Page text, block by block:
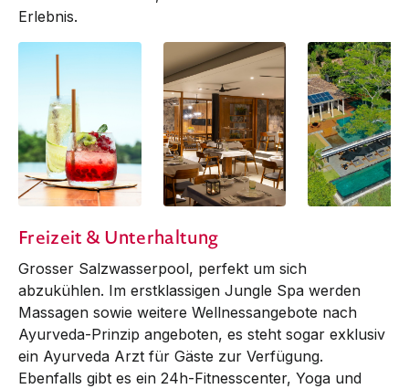
Erlebnis.
Freizeit & Unterhaltung
Grosser Salzwasserpool, perfekt um sich
abzukühlen. Im erstklassigen Jungle Spa werden
Massagen sowie weitere Wellnessangebote nach
Ayurveda-Prinzip angeboten, es steht sogar exklusiv
ein Ayurveda Arzt für Gäste zur Verfügung.
Ebenfalls gibt es ein 24h-Fitnesscenter, Yoga und